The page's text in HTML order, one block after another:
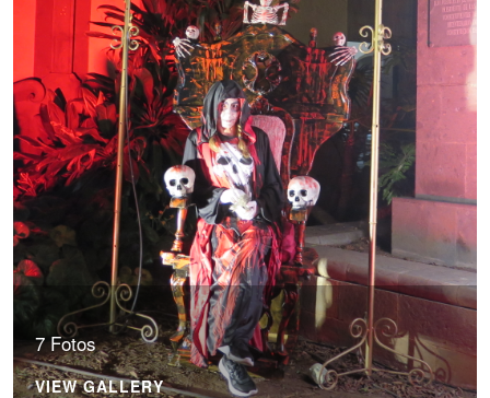
7 Fotos
VIEW GALLERY